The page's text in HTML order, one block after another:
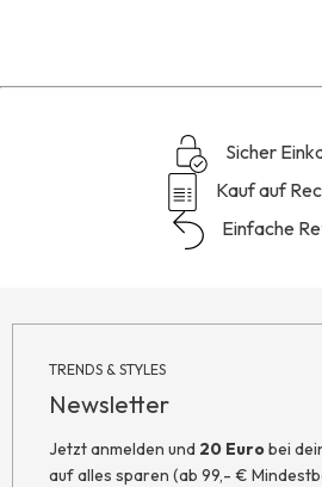
Sicher
Kauf auf
Einfache
TRENDS & STYLES
Newsletter
Jetzt anmelden und 20 Eurobei
auf alles sparen (ab 99,- €